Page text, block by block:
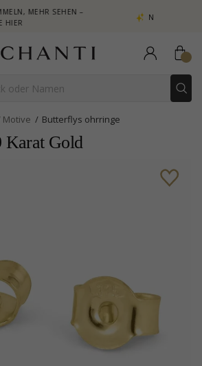
SEHEN –
NEW COLLECTION | AURA
Motive Butterflys ohrringe
Karat Gold